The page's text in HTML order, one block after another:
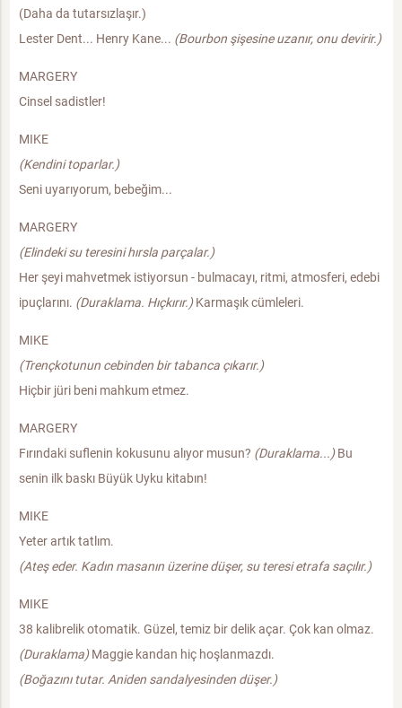
(Daha da tutarsızlaşır.)
Lester Dent... Henry Kane... (Bourbon şişesine uzanır, onu devirir.)
MARGERY
Cinsel sadistler!
MIKE
(Kendini toparlar.)
Seni uyarıyorum, bebeğim...
MARGERY
(Elindeki su teresini hırsla parçalar.)
Her şeyi mahvetmek istiyorsun - bulmacayı, ritmi, atmosferi, edebi
ipuçlarını. (Duraklama. Hıçkırır.)Karmaşık cümleleri.
MIKE
(Trençkotunun cebinden bir tabanca çıkarır.)
Hiçbir jüri beni mahkum etmez.
MARGERY
Fırındaki suflenin kokusunu alıyor musun? (Duraklama...)Bu
senin ilk baskı Büyük Uyku kitabın!
MIKE
Yeter artık tatlım.
(Ateş eder. Kadın masanın üzerine düşer, su teresi etrafa saçılır.)
MIKE
38 kalibrelik otomatik. Güzel, temiz bir delik açar. Çok kan olmaz.
(Duraklama)Maggie kandan hiç hoşlanmazdı.
(Boğazını tutar. Aniden sandalyesinden düşer.)